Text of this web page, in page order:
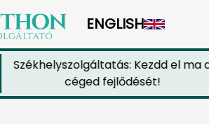
ENGLISH
Székhelyszolgáltatás: Kezdd el ma a
céged fejlődését!